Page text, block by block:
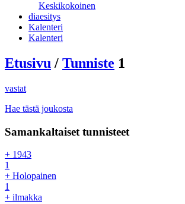
Keskikokoinen
diaesitys
Kalenteri
Kalenteri
Etusivu / Tunniste 1
vastat
Hae tästä joukosta
Samankaltaiset tunnisteet
+ 1943
1
+ Holopainen
1
+ ilmakka